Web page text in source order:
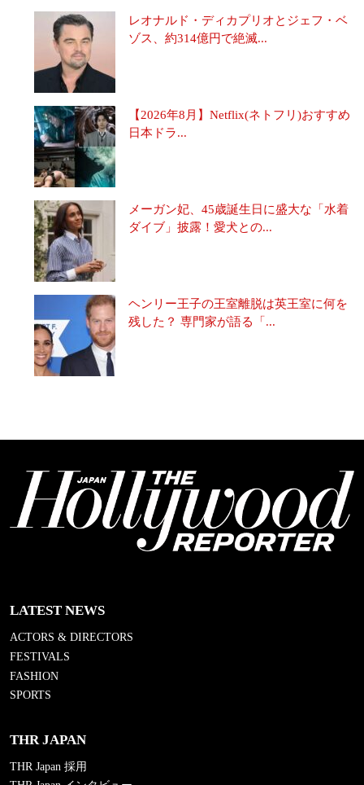
レオナルド・ディカプリオとジェフ・ベ
ゾス、約314億円で絶滅...
【2026年8月】Netflix(ネトフリ)おすすめ
日本ドラ...
メーガン妃、45歳誕生日に盛大な「水着
ダイブ」披露！愛犬との...
ヘンリー王子の王室離脱は英王室に何を
残した？ 専門家が語る「...
LATEST NEWS
ACTORS & DIRECTORS
FESTIVALS
FASHION
SPORTS
THR JAPAN
THR Japan 採用